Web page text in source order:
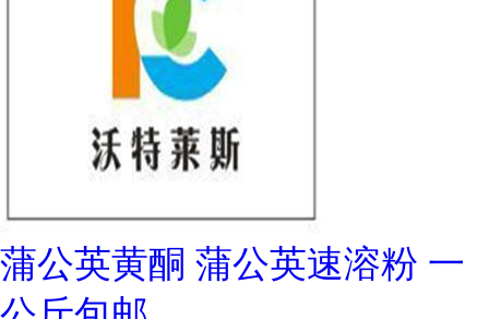
蒲公英黄酮 蒲公英速溶粉 一